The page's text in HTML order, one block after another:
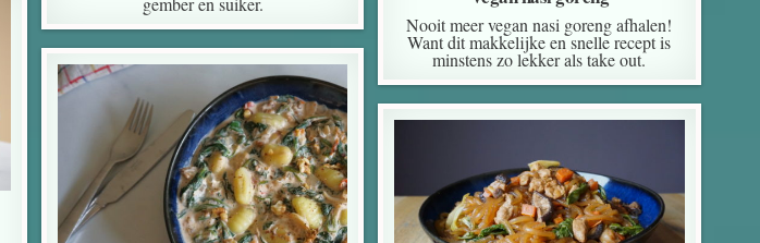
Nooit meer vegan nasi goreng afhalen!
Want dit makkelijke en snelle recept is
minstens zo lekker als take out.